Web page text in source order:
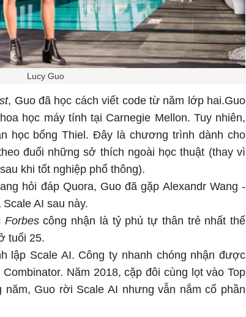
Lucy Guo
, Guo đã học cách viết code từ năm lớp hai.Guo
học máy tính tại Carnegie Mellon. Tuy nhiên,
học bổng Thiel. Đây là chương trình dành cho
đuổi những sở thích ngoài học thuật (thay vì
khi tốt nghiệp phổ thông).
hỏi đáp Quora, Guo đã gặp Alexandr Wang -
AI sau này.
Forbescông nhận là tỷ phú tự thân trẻ nhất thế
tuổi 25.
lập Scale AI. Công ty nhanh chóng nhận được
Năm 2018, cặp đôi cùng lọt vào Top
năm, Guo rời Scale AI nhưng vẫn nắm cổ phần